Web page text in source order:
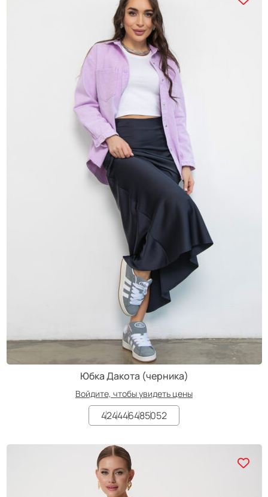
Юбка Дакота (черника)
Войдите, чтобы увидеть цены
424446485052